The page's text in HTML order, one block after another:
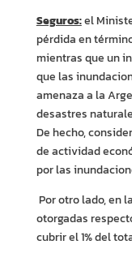
Seguros:el
pérdida en
mientras que un
que las
amenaza a la
desastres
De hecho,
de actividad
por las
Por otro lado, en
otorgadas
cubrir el 1% del